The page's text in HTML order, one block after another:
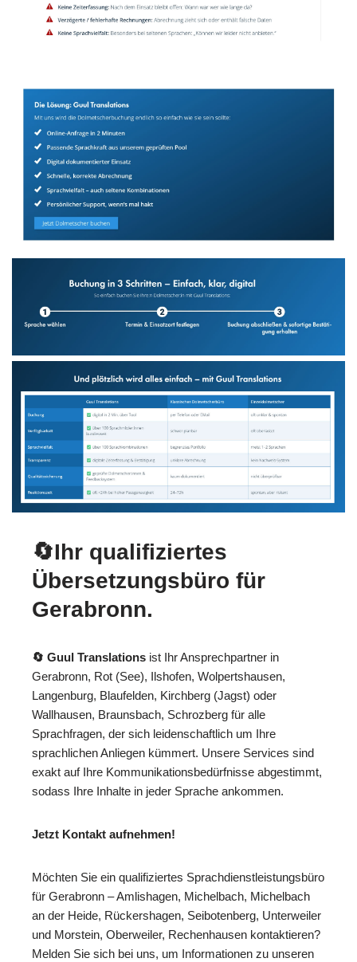
🔄Ihr qualifiziertes
Übersetzungsbüro für
Gerabronn.
🔄 Guul Translations ist Ihr Ansprechpartner in
Gerabronn, Rot (See), Ilshofen, Wolpertshausen,
Langenburg, Blaufelden, Kirchberg (Jagst) oder
Wallhausen, Braunsbach, Schrozberg für alle
Sprachfragen, der sich leidenschaftlich um Ihre
sprachlichen Anliegen kümmert. Unsere Services sind
exakt auf Ihre Kommunikationsbedürfnisse abgestimmt,
sodass Ihre Inhalte in jeder Sprache ankommen.
Jetzt Kontakt aufnehmen!
Möchten Sie ein qualifiziertes Sprachdienstleistungsbüro
für Gerabronn – Amlishagen, Michelbach, Michelbach
an der Heide, Rückershagen, Seibotenberg, Unterweiler
und Morstein, Oberweiler, Rechenhausen kontaktieren?
Melden Sie sich bei uns, um Informationen zu unseren